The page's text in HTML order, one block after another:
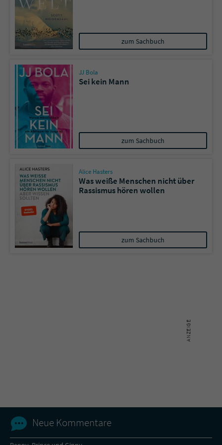
zum Sachbuch
JJ Bola
Sei kein Mann
zum Sachbuch
Alice Hasters
Was weiße Menschen nicht über
Rassismus hören wollen
zum Sachbuch
Neue Kommentare
Sicherheitscode des Kontaktformulars zu